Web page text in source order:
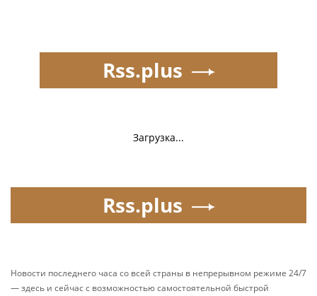
Загрузка...
Rss.plus
Rss.plus
Новости последнего часа со всей страны в непрерывном режиме 24/7
— здесь и сейчас с возможностью самостоятельной быстрой